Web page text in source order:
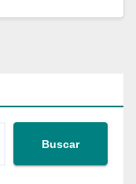
Buscar